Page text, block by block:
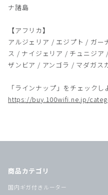
ナ諸島
【アフリカ】
アルジェリア / エジプト / ガー
ス / ナイジェリア / チュニジ
ザンビア / アンゴラ / マダガス
「ラインナップ」をチェックし
https://buy.100wifi.ne.jp/
商品カテゴリ
国内ギガ付きルーター